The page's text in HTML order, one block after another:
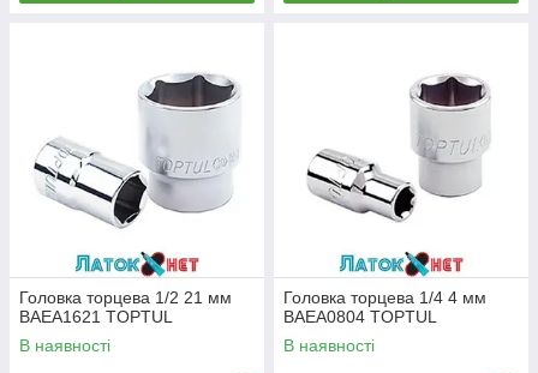
Головка торцева 1/2 21 мм
BAEA1621 TOPTUL
В наявності
Головка торцева 1/4 4 мм
BAEA0804 TOPTUL
В наявності